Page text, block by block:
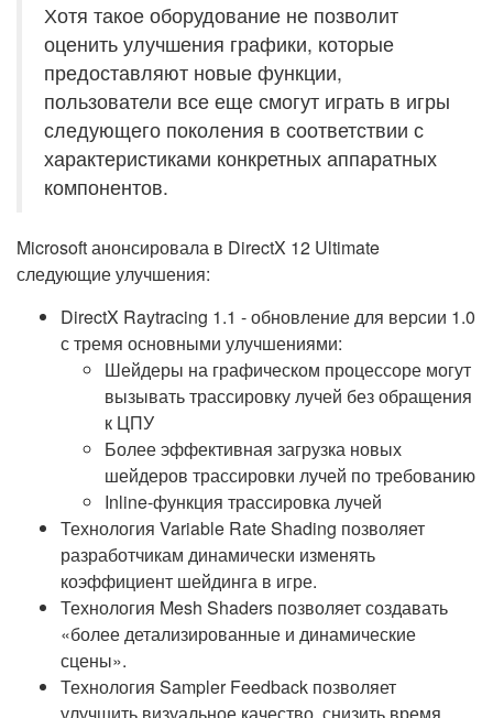
Хотя такое оборудование не позволит
оценить улучшения графики, которые
предоставляют новые функции,
пользователи все еще смогут играть в игры
следующего поколения в соответствии с
характеристиками конкретных аппаратных
компонентов.
Microsoft анонсировала в DirectX 12 Ultimate
следующие улучшения:
DirectX Raytracing 1.1 - обновление для версии 1.0
с тремя основными улучшениями:
Шейдеры на графическом процессоре могут
вызывать трассировку лучей без обращения
к ЦПУ
Более эффективная загрузка новых
шейдеров трассировки лучей по требованию
Inline-функция трассировка лучей
Технология Variable Rate Shading позволяет
разработчикам динамически изменять
коэффициент шейдинга в игре.
Технология Mesh Shaders позволяет создавать
«более детализированные и динамические
сцены».
Технология Sampler Feedback позволяет